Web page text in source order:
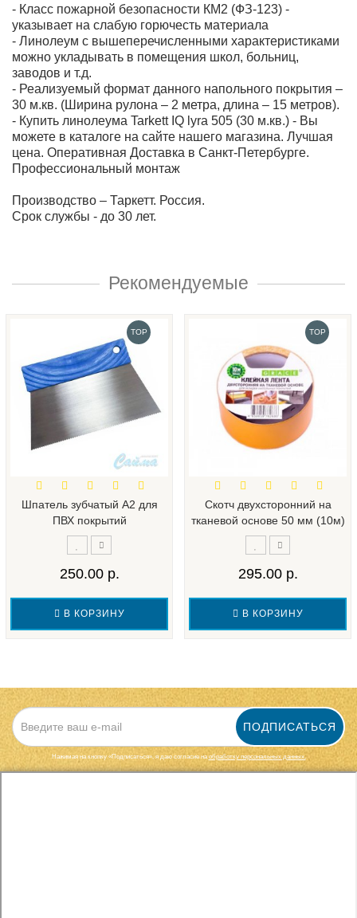
- Класс пожарной безопасности КМ2 (ФЗ-123) -
указывает на слабую горючесть материала
- Линолеум с вышеперечисленными характеристиками
можно укладывать в помещения школ, больниц,
заводов и т.д.
- Реализуемый формат данного напольного покрытия –
30 м.кв. (Ширина рулона – 2 метра, длина – 15 метров).
- Купить линолеума Tarkett IQ lyra 505 (30 м.кв.) - Вы
можете в каталоге на сайте нашего магазина. Лучшая
цена. Оперативная Доставка в Санкт-Петербурге.
Профессиональный монтаж
Производство – Таркетт. Россия.
Срок службы - до 30 лет.
Рекомендуемые
TOP
Шпатель зубчатый А2 для
ПВХ покрытий
250.00 р.
В КОРЗИНУ
TOP
Скотч двухсторонний на
тканевой основе 50 мм (10м)
295.00 р.
В КОРЗИНУ
ПОДПИСАТЬСЯ
Нажимая на кнопку «Подписаться», я даю cогласие на обработку персональных данных.